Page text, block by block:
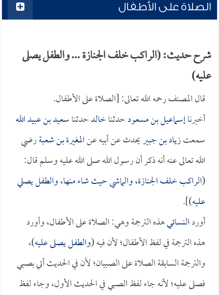
الصلاة على الأطفال
شرح حديث: (الراكب خلف الجنازة ... والطفل يصلى
عليه)
قال المصنف رحمه الله تعالى: [الصلاة على الأطفال.
أخبرناإسماعيل بن مسعودحدثناخالدحدثناسعيد بن عبيد الله
سمعتزياد بن جبيريحدث عن أبيه عنالمغيرة بن شعبةرضي
الله تعالى عنه أنه ذكر أن رسول الله صلى الله عليه وسلم قال:
(الراكب خلف الجنازة، والماشي حيث شاء منها، والطفل يصلي
عليه)].
أوردالنسائيهذه الترجمة وهي: الصلاة على الأطفال، وأورد
هذه الترجمة في لفظ الأطفال؛ لأن فيه (والطفل يصلى عليه)،
والترجمة السابقة الصلاة على الصبيان؛ لأن في الحديث أتي بصبي
فصلى عليه؛ لأنه جاء لفظ الصبي في الحديث الأول، وجاء لفظ